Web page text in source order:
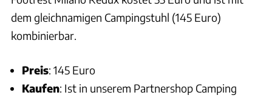
dem gleichnamigen Campingstuhl (145 Euro)
kombinierbar.
Preis: 145 Euro
Kaufen: Ist in unserem Partnershop Camping